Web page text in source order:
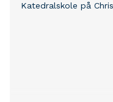
Katedralskole på